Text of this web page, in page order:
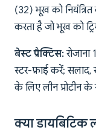
(32) भूख को
करता है जो भूख को
बेस्ट प्रैक्टिस:
स्टर-फ्राई करें;
के लिए लीन प्रोटीन के
क्या डायबिटिक